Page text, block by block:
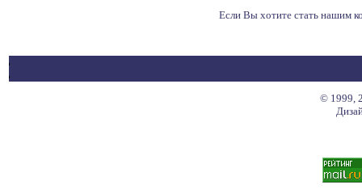
Если Вы хотите стать нашим
© 1999,